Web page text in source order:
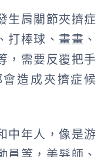
生肩關節夾擠症
打棒球、畫畫、
，需要反覆把手
造成夾擠症候
中年人，像是游